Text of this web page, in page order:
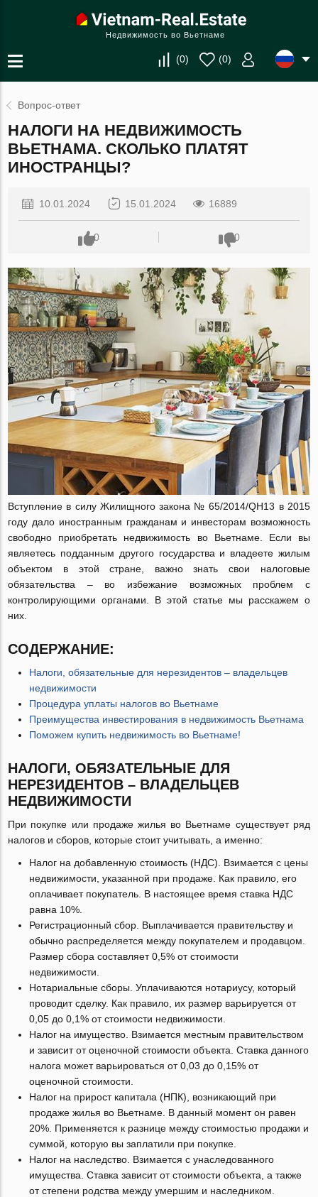
Недвижимость во Вьетнаме
(0) (0)
Вопрос-ответ
НАЛОГИ НА НЕДВИЖИМОСТЬ
ВЬЕТНАМА. СКОЛЬКО ПЛАТЯТ
ИНОСТРАНЦЫ?
10.01.2024 15.01.2024 16889
0 0
Вступление в силу Жилищного закона № 65/2014/QH13 в 2015
году дало иностранным гражданам и инвесторам возможность
свободно приобретать недвижимость во Вьетнаме. Если вы
являетесь подданным другого государства и владеете жилым
объектом в этой стране, важно знать свои налоговые
обязательства – во избежание возможных проблем с
контролирующими органами. В этой статье мы расскажем о
них.
СОДЕРЖАНИЕ:
Налоги, обязательные для нерезидентов – владельцев
недвижимости
Процедура уплаты налогов во Вьетнаме
Преимущества инвестирования в недвижимость Вьетнама
Поможем купить недвижимость во Вьетнаме!
НАЛОГИ, ОБЯЗАТЕЛЬНЫЕ ДЛЯ
НЕРЕЗИДЕНТОВ – ВЛАДЕЛЬЦЕВ
НЕДВИЖИМОСТИ
При покупке или продаже жилья во Вьетнаме существует ряд
налогов и сборов, которые стоит учитывать, а именно:
Налог на добавленную стоимость (НДС). Взимается с цены
недвижимости, указанной при продаже. Как правило, его
оплачивает покупатель. В настоящее время ставка НДС
равна 10%.
Регистрационный сбор. Выплачивается правительству и
обычно распределяется между покупателем и продавцом.
Размер сбора составляет 0,5% от стоимости
недвижимости.
Нотариальные сборы. Уплачиваются нотариусу, который
проводит сделку. Как правило, их размер варьируется от
0,05 до 0,1% от стоимости недвижимости.
Налог на имущество. Взимается местным правительством
и зависит от оценочной стоимости объекта. Ставка данного
налога может варьироваться от 0,03 до 0,15% от
оценочной стоимости.
Налог на прирост капитала (НПК), возникающий при
продаже жилья во Вьетнаме. В данный момент он равен
20%. Применяется к разнице между стоимостью продажи и
суммой, которую вы заплатили при покупке.
Налог на наследство. Взимается с унаследованного
имущества. Ставка зависит от стоимости объекта, а также
от степени родства между умершим и наследником.